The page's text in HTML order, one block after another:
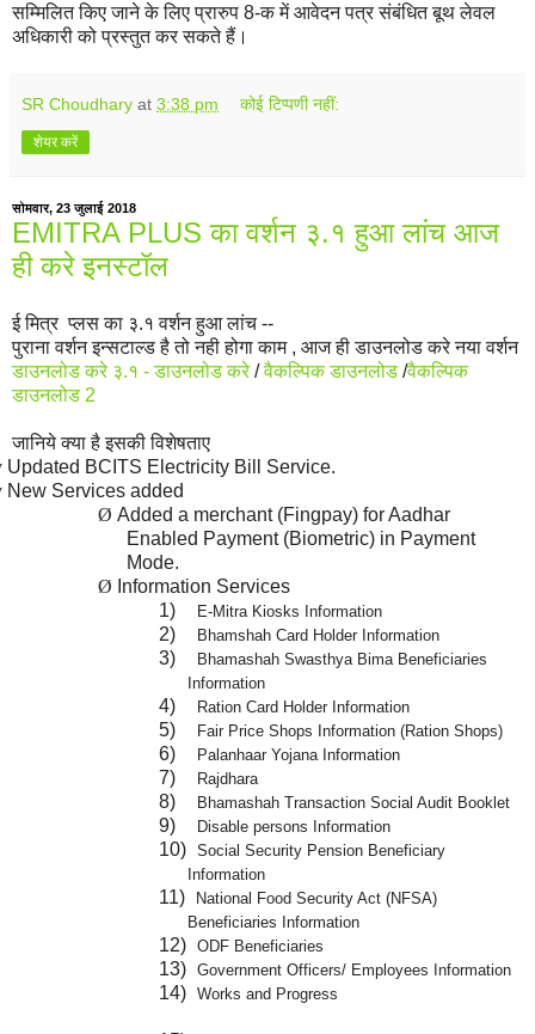
सम्मिलित किए जाने के लिए प्रारुप 8-क में आवेदन पत्र संबंधित बूथ लेवल
अधिकारी को प्रस्तुत कर सकते हैं।
SR Choudhary at 3:38 pm कोई टिप्पणी नहीं:
शेयर करें
सोमवार, 23 जुलाई 2018
EMITRA PLUS का वर्शन ३.१ हुआ लांच आज
ही करे इनस्टॉल
ई मित्र प्लस का ३.१ वर्शन हुआ लांच --
पुराना वर्शन इन्सटाल्ड है तो नही होगा काम , आज ही डाउनलोड करे नया वर्शन
डाउनलोड करे ३.१ - डाउनलोड करे/वैकल्पिक डाउनलोड /वैकल्पिक
डाउनलोड 2
जानिये क्या है इसकी विशेषताए
Updated BCITS Electricity Bill Service.
New Services added
Ø Added a merchant (Fingpay) for Aadhar
Enabled Payment (Biometric) in Payment
Mode.
Ø Information Services
1)
E-Mitra Kiosks Information
2) Bhamshah Card Holder Information
3)
Bhamashah Swasthya Bima Beneficiaries
Information
4) Ration Card Holder Information
5) Fair Price Shops Information (Ration Shops)
6) Palanhaar Yojana Information
7) Rajdhara
8) Bhamashah Transaction Social Audit Booklet
9) Disable persons Information
10) Social Security Pension Beneficiary
Information
11)
National Food Security Act (NFSA)
Beneficiaries Information
12) ODF Beneficiaries
13) Government Officers/ Employees Information
14) Works and Progress